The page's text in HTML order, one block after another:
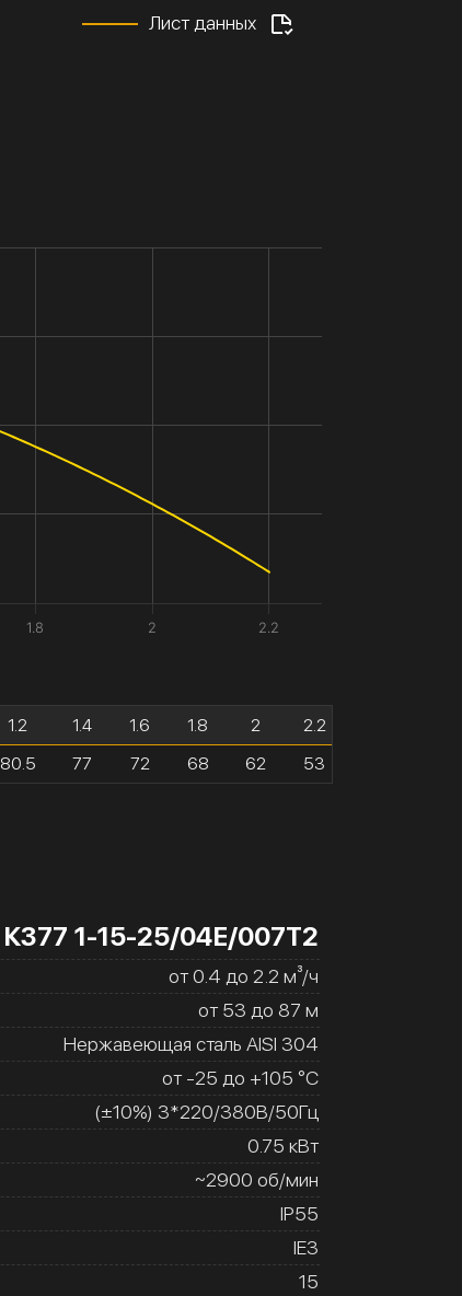
Лист данных
1.8 2 2.2
1.2
80.5
1.4
77
1.6
72
1.8
68
2
62
2.2
53
К377 1-15-25/04Е/007Т2
от 0.4 до 2.2 м³/ч
от 53 до 87 м
Нержавеющая сталь AISI 304
от -25 до +105 °C
(±10%) 3*220/380В/50Гц
0.75 кВт
~2900 об/мин
IP55
IE3
15